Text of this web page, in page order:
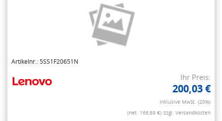
Artikelnr.: 5SS1F20651N
Ihr Preis:
200,03 €
Inklusive MwSt. (20%)
(net. 166,69 €) zzgl. Versandkosten